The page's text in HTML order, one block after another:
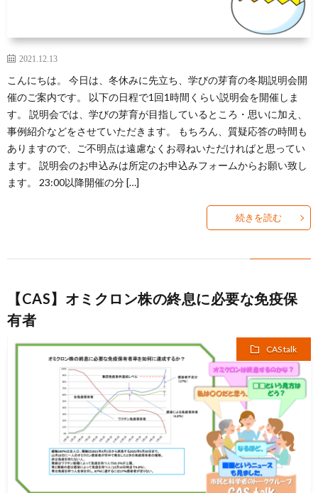
2021.12.13
こんにちは。 今日は、冬休みに先立ち、学びの芽育の冬期説明会開
催のご案内です。 以下の日程で1回1時間くらい説明会を開催しま
す。 説明会では、学びの芽育が目指しているところ・思いに加え、
事例紹介などをさせていただきます。 もちろん、質疑応答の時間も
ありますので、ご不明点は遠慮なくお尋ねいただければと思ってい
ます。 説明会のお申込みは所定のお申込みフォームからお願い致し
ます。 23:00以降開催の分 […]
続きを読む
【CAS】オミクロン株の終息に必要な免疫保
有者
CAS talk